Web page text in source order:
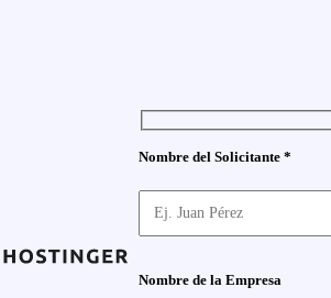
Nombre del Solicitante *
Nombre de la Empresa